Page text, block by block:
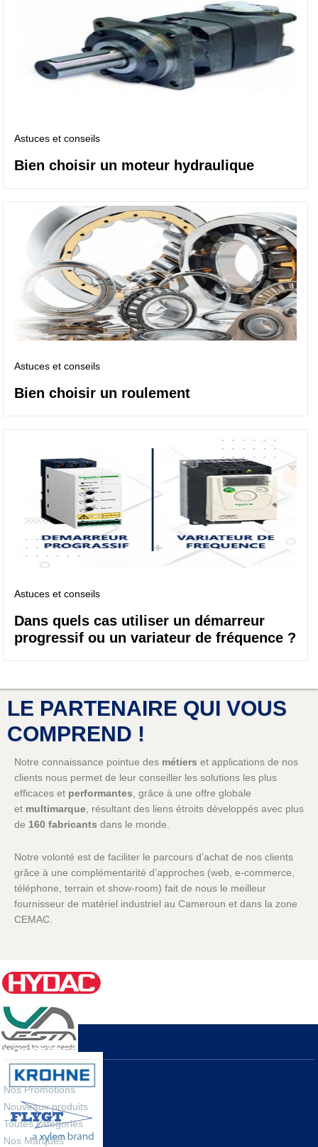
Astuces et conseils
Bien choisir un moteur hydraulique
Astuces et conseils
Bien choisir un roulement
Astuces et conseils
Dans quels cas utiliser un démarreur
progressif ou un variateur de fréquence ?
LE PARTENAIRE QUI VOUS
COMPREND !
Notre connaissance pointue des métiers et applications de nos
clients nous permet de leur conseiller les solutions les plus
efficaces et performantes , grâce à une offre globale
et multimarque , résultant des liens étroits développés avec plus
de 160 fabricants dans le monde.
Notre volonté est de faciliter le parcours d’achat de nos clients
grâce à une complémentarité d’approches (web, e-commerce,
téléphone, terrain et show-room) fait de nous le meilleur
fournisseur de matériel industriel au Cameroun et dans la zone
CEMAC.
séminaires en ligne, démonstrations à distance,
NOS OFFRES
Nos Promotions
Nouveaux produits
Toutes catégories
Nos Marques